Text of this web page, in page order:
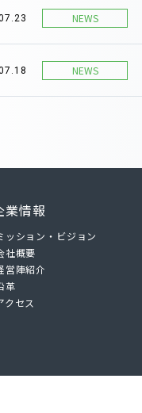
NEWS
NEWS
業情報
ッション・ビジョン
社概要
営陣紹介
革
クセス